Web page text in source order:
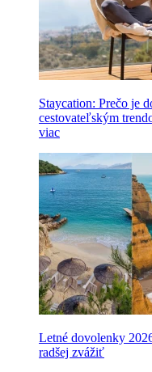
Staycation: Prečo je
cestovateľským
viac
Letné dovolenky
radšej zvážiť